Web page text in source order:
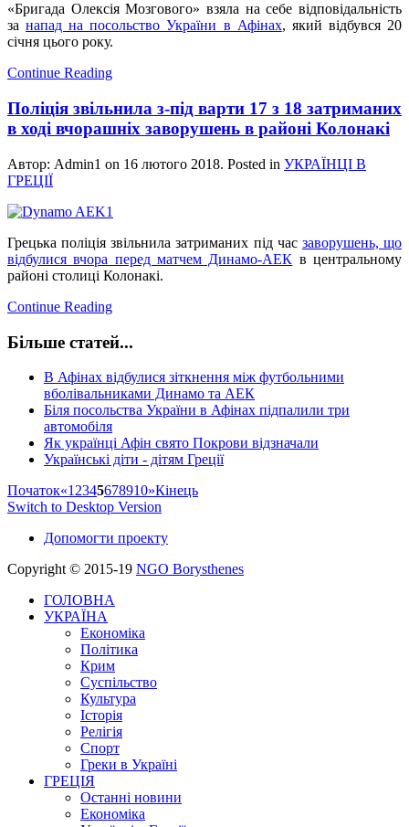
«Бригада Олексія Мозгового» взяла на себе відповідальність
занапад на посольство України в Афінах, який відбувся 20
січня цього року.
Continue Reading
Поліція звільнила з-під варти 17 з 18 затриманих
в ході вчорашніх заворушень в районі Колонакі
Автор: Admin1 on 16 лютого 2018. Posted in УКРАЇНЦІ В
ГРЕЦІЇ
Грецька поліція звільнила затриманих під час заворушень, що
відбулися вчора перед матчем Динамо-АЕК в центральному
районі столиці Колонакі.
Continue Reading
Більше статей...
В Афінах відбулися зіткнення між футбольними
вболівальниками Динамо та АЕК
Біля посольства України в Афінах підпалили три
автомобіля
Як українці Афін свято Покрови відзначали
Українські діти - дітям Греції
Початок«1 2345678910»Кінець
Switch to Desktop Version
Допомогти проекту
Copyright © 2015-19 NGO Borysthenes
ГОЛОВНА
УКРАЇНА
Економіка
Політика
Крим
Суспільство
Культура
Історія
Релігія
Спорт
Греки в Україні
ГРЕЦІЯ
Останні новини
Економіка